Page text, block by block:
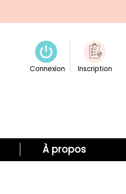
Connexion Inscription
À propos